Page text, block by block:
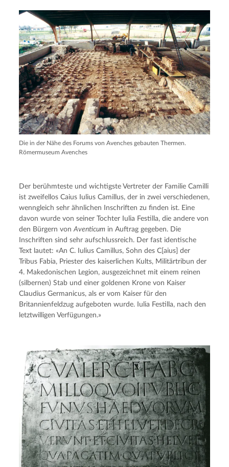
Die in der Nähe des Forums von Avenches gebauten Thermen.
Römermuseum Avenches
Der berühmteste und wichtigste Vertreter der Familie Camilli
ist zweifellos Caius Iulius Camillus, der in zwei verschiedenen,
wenngleich sehr ähnlichen Inschriften zu finden ist. Eine
davon wurde von seiner Tochter Iulia Festilla, die andere von
den Bürgern vonAventicum in Auftrag gegeben. Die
Inschriften sind sehr aufschlussreich. Der fast identische
Text lautet: «An C. Iulius Camillus, Sohn des C[aius] der
Tribus Fabia, Priester des kaiserlichen Kults, Militärtribun der
4. Makedonischen Legion, ausgezeichnet mit einem reinen
(silbernen) Stab und einer goldenen Krone von Kaiser
Claudius Germanicus, als er vom Kaiser für den
Britannienfeldzug aufgeboten wurde. Iulia Festilla, nach den
letztwilligen Verfügungen.»